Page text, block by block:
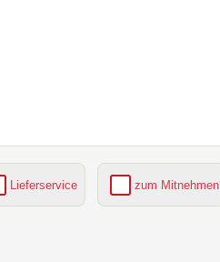
Lieferservice zum Mitnehmen